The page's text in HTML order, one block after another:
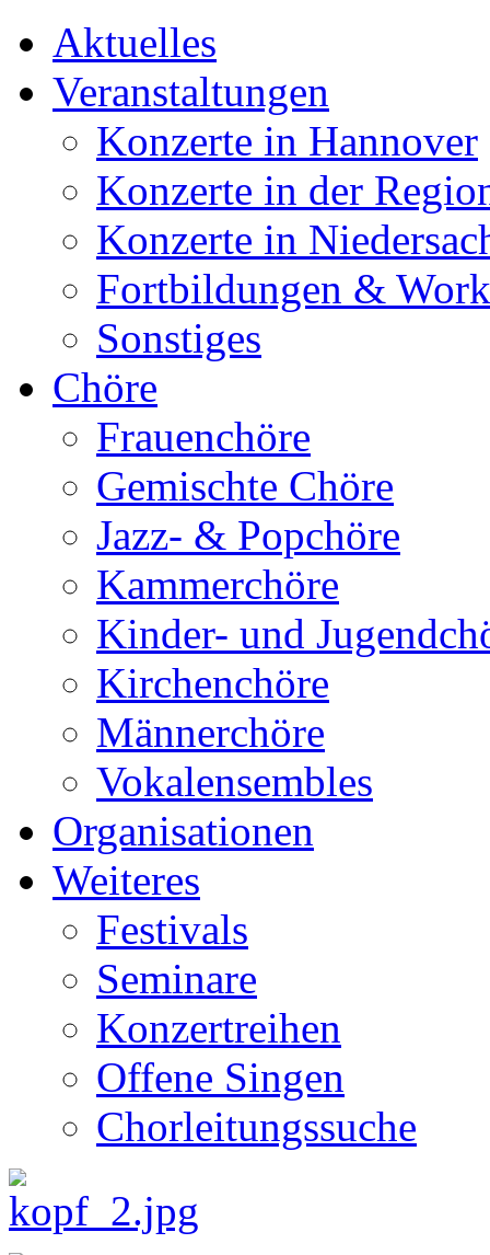
Aktuelles
Veranstaltungen
Konzerte in Hannover
Konzerte in der
Konzerte in
Fortbildungen &
Sonstiges
Chöre
Frauenchöre
Gemischte Chöre
Jazz- & Popchöre
Kammerchöre
Kinder- und
Kirchenchöre
Männerchöre
Vokalensembles
Organisationen
Weiteres
Festivals
Seminare
Konzertreihen
Offene Singen
Chorleitungssuche